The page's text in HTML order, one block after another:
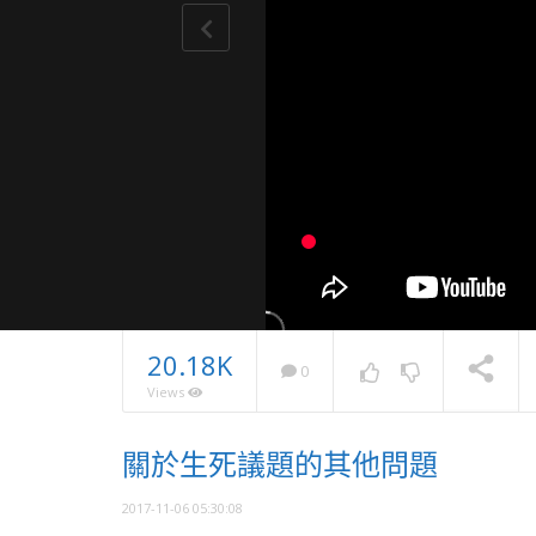
NOW PLAYING
20.18K
Views
0
關於生死議題的其他問題
2017-11-06 05:30:08